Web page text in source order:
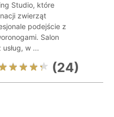
Studio, które
zwierząt
podejście z
Salon
w ...
(24)